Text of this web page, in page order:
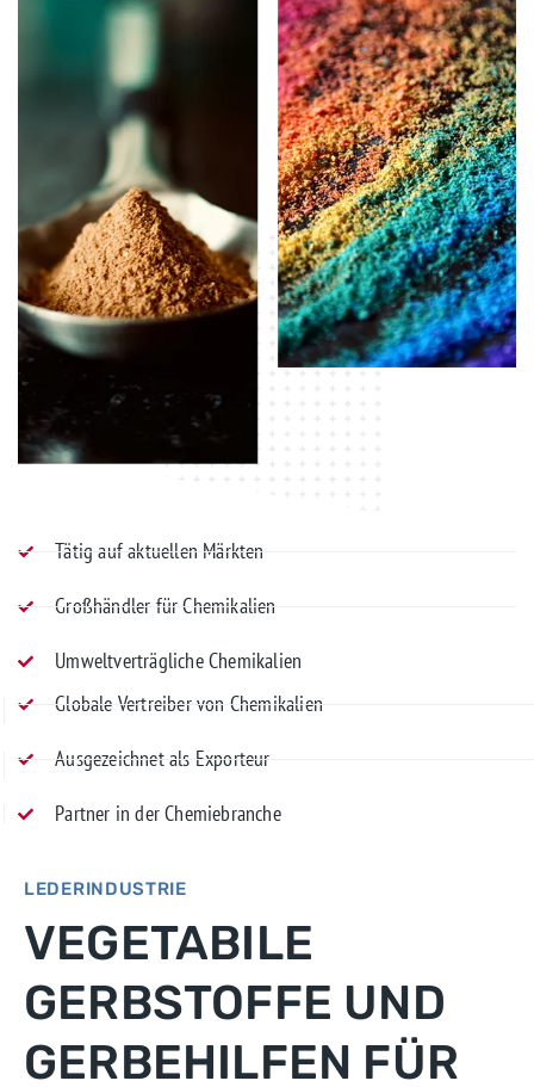
Tätig auf aktuellen Märkten
Großhändler für Chemikalien
Umweltverträgliche Chemikalien
Globale Vertreiber von Chemikalien
Ausgezeichnet als Exporteur
Partner in der Chemiebranche
MEHR ERFAHREN
LEDERINDUSTRIE
VEGETABILE
GERBSTOFFE UND
GERBEHILFEN FÜR